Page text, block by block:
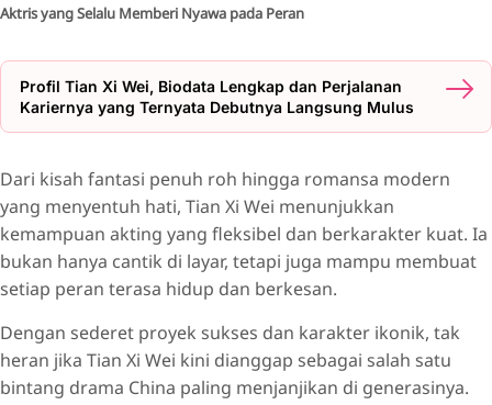
Aktris yang Selalu Memberi Nyawa pada Peran
Profil Tian Xi Wei, Biodata Lengkap dan Perjalanan
Kariernya yang Ternyata Debutnya Langsung Mulus
Dari kisah fantasi penuh roh hingga romansa modern
yang menyentuh hati, Tian Xi Wei menunjukkan
kemampuan akting yang fleksibel dan berkarakter kuat. Ia
bukan hanya cantik di layar, tetapi juga mampu membuat
setiap peran terasa hidup dan berkesan.
Dengan sederet proyek sukses dan karakter ikonik, tak
heran jika Tian Xi Wei kini dianggap sebagai salah satu
bintang drama China paling menjanjikan di generasinya.